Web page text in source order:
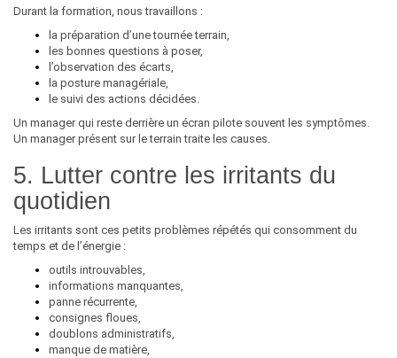
Durant la formation, nous travaillons :
la préparation d’une tournée terrain,
les bonnes questions à poser,
l’observation des écarts,
la posture managériale,
le suivi des actions décidées.
Un manager qui reste derrière un écran pilote souvent les symptômes.
Un manager présent sur le terrain traite les causes.
5. Lutter contre les irritants du
quotidien
Les irritants sont ces petits problèmes répétés qui consomment du
temps et de l’énergie :
outils introuvables,
informations manquantes,
panne récurrente,
consignes floues,
doublons administratifs,
manque de matière,